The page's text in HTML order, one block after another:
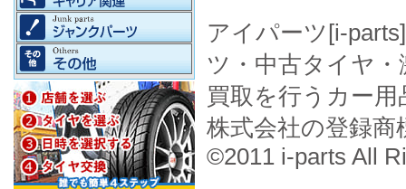
アイパーツ[i-
ツ・中古タイヤ
買取を行うカー
株式会社の登録商
©2011 i-parts All